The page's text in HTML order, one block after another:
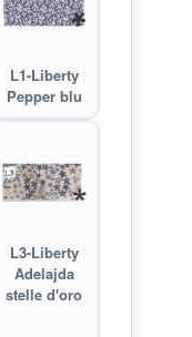
L1-Liberty
Pepper blu
L3-Liberty
Adelajda
stelle d'oro